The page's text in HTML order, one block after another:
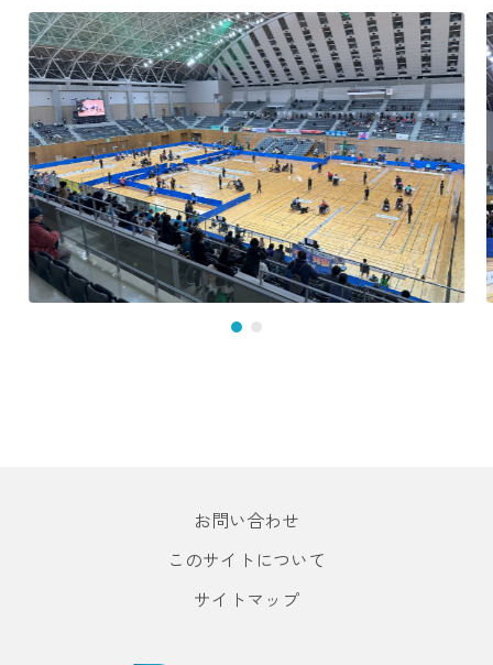
お問い合わせ
このサイトについて
サイトマップ